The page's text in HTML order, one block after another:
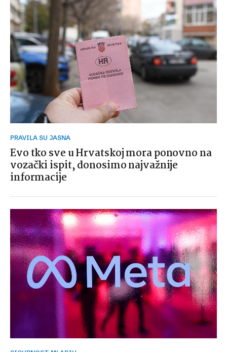
PRAVILA SU JASNA
Evo tko sve u Hrvatskoj mora ponovno na
vozački ispit, donosimo najvažnije
informacije